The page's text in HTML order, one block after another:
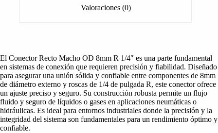
Valoraciones (0)
El Conector Recto Macho OD 8mm R 1/4″ es una parte fundamental
en sistemas de conexión que requieren precisión y fiabilidad. Diseñado
para asegurar una unión sólida y confiable entre componentes de 8mm
de diámetro externo y roscas de 1/4 de pulgada R, este conector ofrece
un ajuste preciso y seguro. Su construcción robusta permite un flujo
fluido y seguro de líquidos o gases en aplicaciones neumáticas o
hidráulicas. Es ideal para entornos industriales donde la precisión y la
integridad del sistema son fundamentales para un rendimiento óptimo y
confiable.